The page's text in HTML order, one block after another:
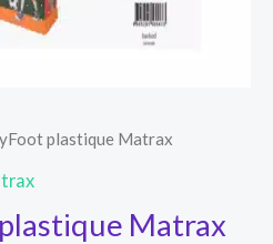
plastique Matrax
Matrax